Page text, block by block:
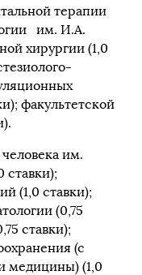
терапии
им. И.А.
хирургии (1,0
факультетской
им.
ставки);
(1,0 ставки);
(0,75
ставки);
(с
медицины) (1,0